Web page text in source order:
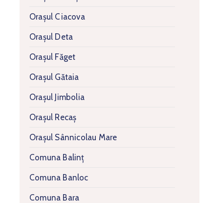
Orașul Ciacova
Orașul Deta
Orașul Făget
Orașul Gătaia
Orașul Jimbolia
Orașul Recaș
Orașul Sânnicolau Mare
Comuna Balinț
Comuna Banloc
Comuna Bara